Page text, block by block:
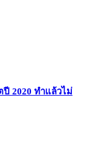
ปี 2020 ทำแล้วไม่